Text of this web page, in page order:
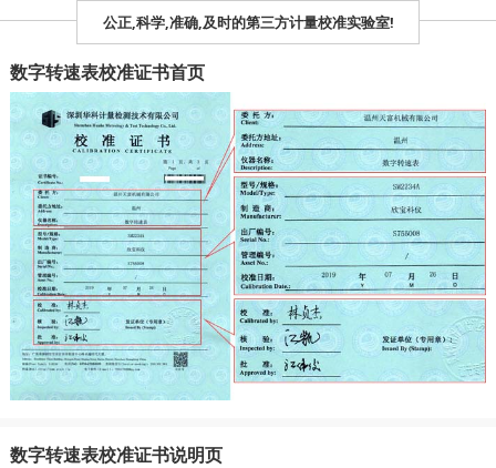
公正,科学,准确,及时的第三方计量校准实验室!
数字转速表校准证书首页
数字转速表校准证书说明页